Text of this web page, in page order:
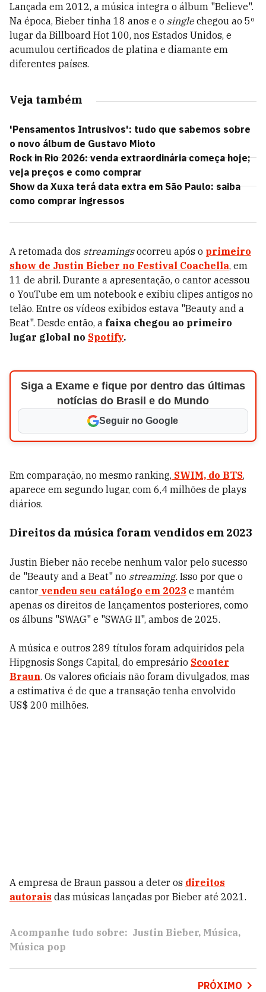
Lançada em 2012, a música integra o álbum "Believe".
Na época, Bieber tinha 18 anos e o singlechegou ao 5º
lugar da Billboard Hot 100, nos Estados Unidos, e
acumulou certificados de platina e diamante em
diferentes países.
Veja também
'Pensamentos Intrusivos': tudo que sabemos sobre
o novo álbum de Gustavo Mioto
Rock in Rio 2026: venda extraordinária começa hoje;
veja preços e como comprar
Show da Xuxa terá data extra em São Paulo: saiba
como comprar ingressos
A retomada dos streamingsocorreu após o primeiro
show de Justin Bieber no Festival Coachella, em
11 de abril. Durante a apresentação, o cantor acessou
o YouTube em um notebook e exibiu clipes antigos no
telão. Entre os vídeos exibidos estava "Beauty and a
Beat". Desde então, a faixa chegou ao primeiro
lugar global no Spotify.
Siga a Exame e fique por dentro das últimas
notícias do Brasil e do Mundo
Seguir no Google
Em comparação, no mesmo ranking, SWIM, do BTS,
aparece em segundo lugar, com 6,4 milhões de plays
diários.
Direitos da música foram vendidos em 2023
Justin Bieber não recebe nenhum valor pelo sucesso
de "Beauty and a Beat" no streaming. Isso por que o
cantor vendeu seu catálogo em 2023 e mantém
apenas os direitos de lançamentos posteriores, como
os álbuns "SWAG" e "SWAG II", ambos de 2025.
A música e outros 289 títulos foram adquiridos pela
Hipgnosis Songs Capital, do empresário Scooter
Braun. Os valores oficiais não foram divulgados, mas
a estimativa é de que a transação tenha envolvido
US$ 200 milhões.
A empresa de Braun passou a deter os direitos
autorais das músicas lançadas por Bieber até 2021.
Acompanhe tudo sobre: Justin Bieber Música
Música pop
PRÓXIMO